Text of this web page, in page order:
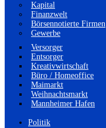
Kapital
Finanzwelt
Börsennotierte Firmen
Gewerbe
Versorger
Entsorger
Kreativwirtschaft
Büro / Homeoffice
Maimarkt
Weihnachtsmarkt
Mannheimer Hafen
Politik